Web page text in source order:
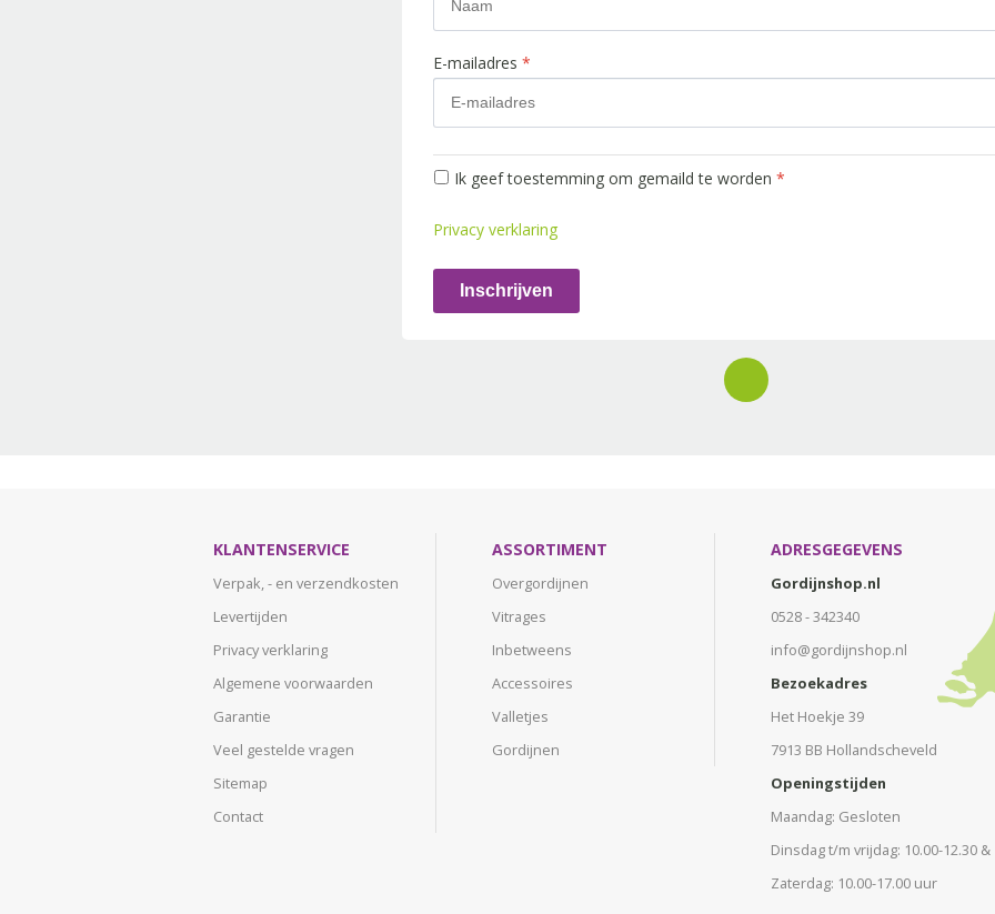
E-mailadres *
Ik geef toestemming om gemaild te worden *
Privacy verklaring
Inschrijven
KLANTENSERVICE
Verpak, - en verzendkosten
Levertijden
Privacy verklaring
Algemene voorwaarden
Garantie
Veel gestelde vragen
Sitemap
Contact
ASSORTIMENT
Overgordijnen
Vitrages
Inbetweens
Accessoires
Valletjes
Gordijnen
ADRESGEGEVENS
Gordijnshop.nl
0528 - 342340
info@gordijnshop.nl
Bezoekadres
Het Hoekje 39
7913 BB Hollandscheveld
Openingstijden
Maandag: Gesloten
Dinsdag t/m vrijdag: 10.00-12.30
Zaterdag: 10.00-17.00 uur